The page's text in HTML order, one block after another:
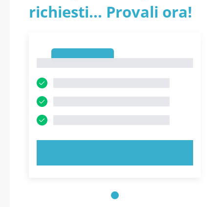
richiesti... Provali ora!